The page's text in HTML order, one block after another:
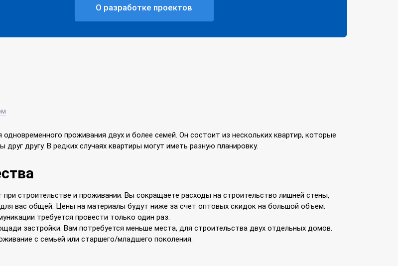
О разработке проектов
проживания двух и более семей. Он состоит из нескольких квартир, которые
другу. В редких случаях квартиры могут иметь разную планировку.
при строительстве и проживании. Вы сокращаете расходы на строительство лишней стены,
вас общей. Цены на материалы будут ниже за счет оптовых скидок на большой объем.
требуется провести только один раз.
застройки. Вам потребуется меньше места, для строительства двух отдельных домов.
с семьей или старшего/младшего поколения.